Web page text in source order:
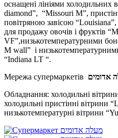
оснащені лініями холодильних
diamond”, “Missouri M”,
повітряною завісою
для продажу овочів і фруктів
VF”,низькотемпературними
М wall” і
“Indiana LT “.
Мережа супермаркетів אדומים
Обладнання: холодильні
холодильні пристінні вітрини
низькотемпературні вітрини